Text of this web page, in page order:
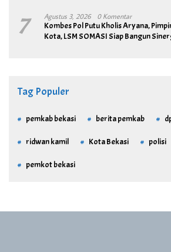
7 Agustus 3, 2026 0 Komentar
Kombes Pol Putu Kholis Aryana,
Kota, LSM SOMASI Siap Bangun
Tag Populer
pemkab bekasi berita pemkab
ridwan kamil Kota Bekasi polisi
pemkot bekasi